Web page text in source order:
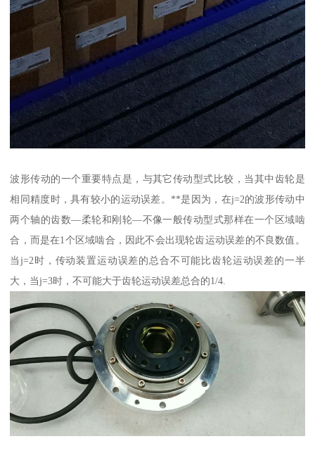
波形传动的一个重要特点是，与其它传动型式比较，当其中齿轮是
相同精度时，具有较小的运动误差。**是因为，在j=2的波形传动中
两个轴的齿数—柔轮和刚轮—不像一般传动型式那样在一个区域啮
合，而是在1个区域啮合，因此不会出现轮齿运动误差的不良数值。
当j=2时，传动装置运动误差的总合不可能比齿轮运动误差的一半
大，当j=3时，不可能大于齿轮运动误差总合的1/4.